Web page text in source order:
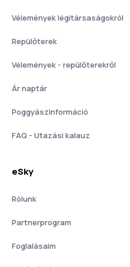
Vélemények légitársaságokról
Repülőterek
Vélemények - repülőterekről
Ár naptár
Poggyászinformáció
FAQ - Utazási kalauz
eSky
Rólunk
Partnerprogram
Foglalásaim